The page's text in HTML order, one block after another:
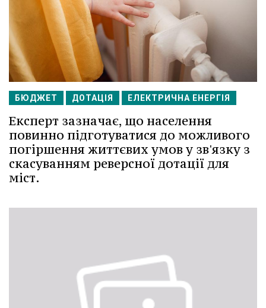
БЮДЖЕТ ДОТАЦІЯ ЕЛЕКТРИЧНА ЕНЕРГІЯ
Експерт зазначає, що населення
повинно підготуватися до можливого
погіршення життєвих умов у зв'язку з
скасуванням реверсної дотації для
міст.